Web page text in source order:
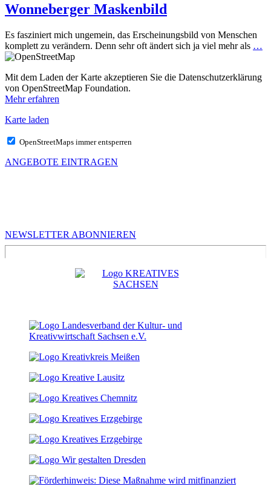
Wonneberger Maskenbild
Es fasziniert mich ungemein, das Erscheinungsbild von Menschen
komplett zu verändern. Denn sehr oft ändert sich ja viel mehr als …
Mit dem Laden der Karte akzeptieren Sie die Datenschutzerklärung
von OpenStreetMap Foundation.
Mehr erfahren
Karte laden
OpenStreetMaps immer entsperren
ANGEBOTE EINTRAGEN
NEWSLETTER ABONNIEREN